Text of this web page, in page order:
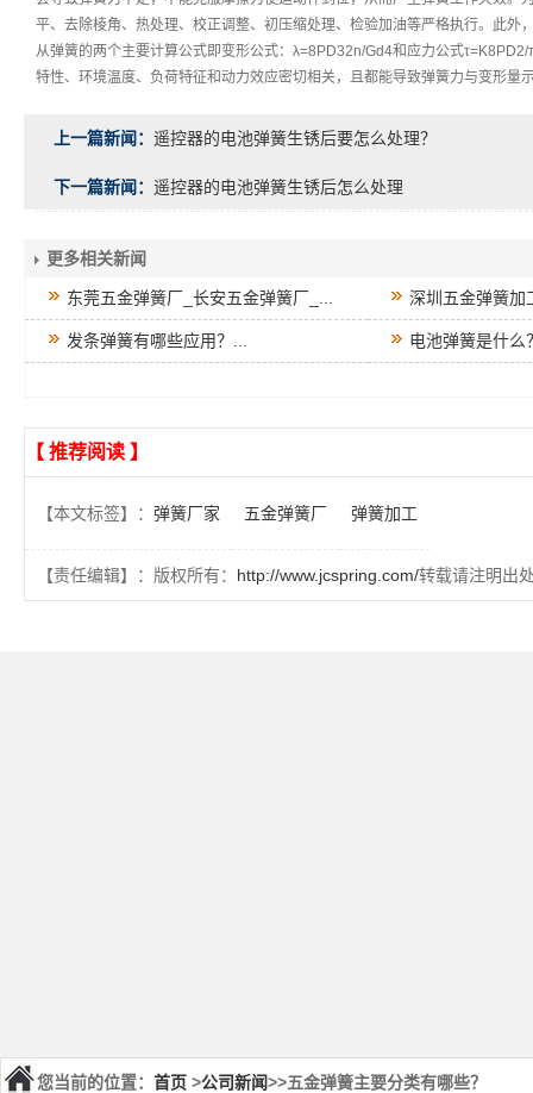
平、去除棱角、热处理、校正调整、初压缩处理、检验加油等严格执行。此外
从弹簧的两个主要计算公式即变形公式： λ=8PD32n/Gd4和应力公式τ=K8PD2/
特性、环境温度、负荷特征和动力效应密切相关，且都能导致弹簧力与变形量
上一篇新闻： 遥控器的电池弹簧生锈后要怎么处理？
下一篇新闻： 遥控器的电池弹簧生锈后怎么处理
更多相关新闻
东莞五金弹簧厂_长安五金弹簧厂_... 深圳五金弹簧加
发条弹簧有哪些应用？... 电池弹簧是什么
【 推荐阅读 】
【本文标签】： 弹簧厂家 五金弹簧厂 弹簧加工
【责任编辑】：版权所有： http://www.jcspring.com/转载请注明出
您当前的位置： 首页 >公司新闻>>五金弹簧主要分类有哪些？